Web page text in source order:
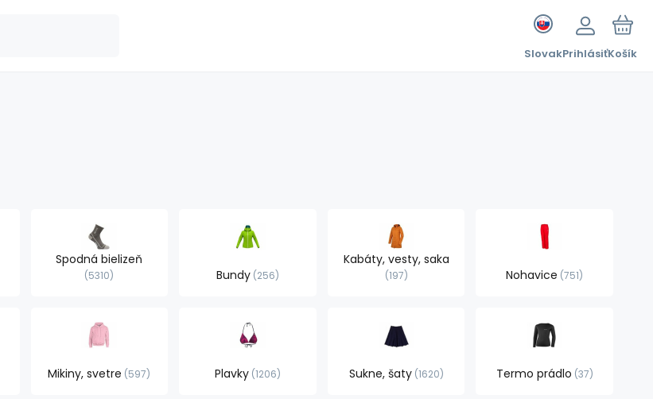
SlovakPrihlásiťKošík
Spodná bielizeň
5310 Bundy 256
Kabáty, vesty, saka
197 Nohavice 751
Mikiny, svetre 597 Plavky 1206 Sukne, šaty 1620 Termo prádlo 37